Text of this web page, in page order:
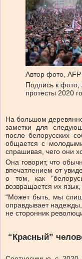
Автор фото,
Подпись к фото,
протесты 2020
На большом
заметки для
после белорусских
общается с
спрашивая, чего они
Она говорит, что
впечатлением от
о том, как
возвращается их язык,
“Может быть, мы
оправдывает
не сторонник
“Красный”